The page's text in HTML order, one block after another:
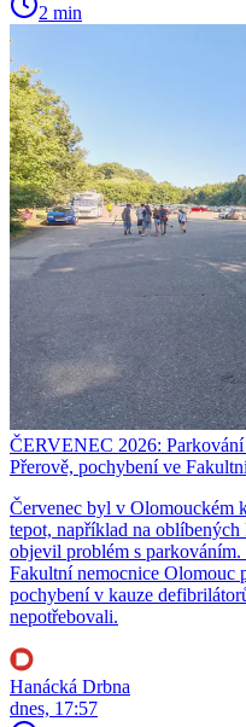
2 min
ČERVENEC 2026:
Přerově, pochybení ve
Červenec byl v Olomouckém
tepot, například na oblíbených
objevil problém s
Fakultní nemocnice Olomouc
pochybení v kauze
nepotřebovali.
Hanácká Drbna
dnes, 17:57